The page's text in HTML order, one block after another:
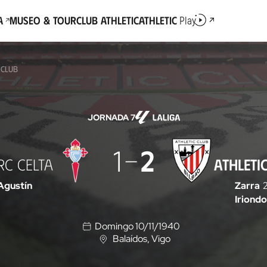
Museo & TourClub AthleticAthletic Play
JORNADA 7
CELTA 1 2
Zarra
Iriondo
Domingo 10/11/1940
U
Balaídos, Vigo